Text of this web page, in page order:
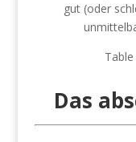
gut (oder
Das